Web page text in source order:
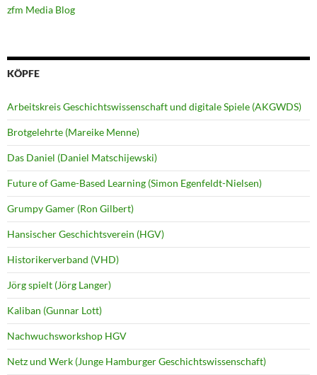
zfm Media Blog
KÖPFE
Arbeitskreis Geschichtswissenschaft und digitale Spiele (AKGWDS)
Brotgelehrte (Mareike Menne)
Das Daniel (Daniel Matschijewski)
Future of Game-Based Learning (Simon Egenfeldt-Nielsen)
Grumpy Gamer (Ron Gilbert)
Hansischer Geschichtsverein (HGV)
Historikerverband (VHD)
Jörg spielt (Jörg Langer)
Kaliban (Gunnar Lott)
Nachwuchsworkshop HGV
Netz und Werk (Junge Hamburger Geschichtswissenschaft)